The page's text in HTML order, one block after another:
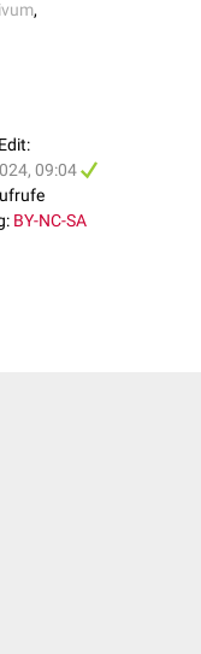
,
09:04
BY-NC-SA